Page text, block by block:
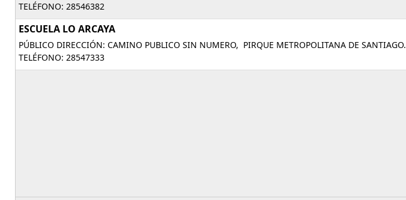
TELÉFONO: 28546382
ESCUELA LO ARCAYA
PÚBLICO DIRECCIÓN: CAMINO PUBLICO SIN NUMERO, PIRQUE METROPOLITANA DE SANTIAGO.
TELÉFONO: 28547333